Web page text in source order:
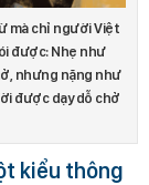
mà chỉ người Việt
được: Nhẹ như
nhưng nặng như
được dạy dỗ chở
kiểu thông